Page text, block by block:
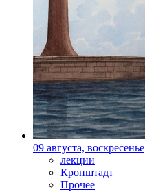
09 августа, воскресенье
лекции
Кронштадт
Прочее